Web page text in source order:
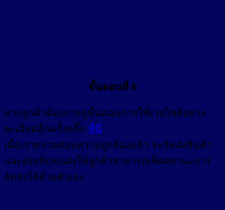
ขั้นตอนที่ 6
หากลูกค้าต้องการดูขั้นตอนการใช้เวปไซต์อย่าง
ละเอียดอีกครั้งคลิ๊ก ที่นี่
เมื่อเราตรวจสอบความถูกต้องแล้ว จะจัดส่งสินค้า
และส่งสลิปขนส่งให้ลูกค้าสามารถเช็คสถานะการ
จัดส่งได้ด้วยตัวเอง